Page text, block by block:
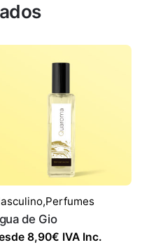
,Perfumes
de Gio
8,90€ IVA Inc.